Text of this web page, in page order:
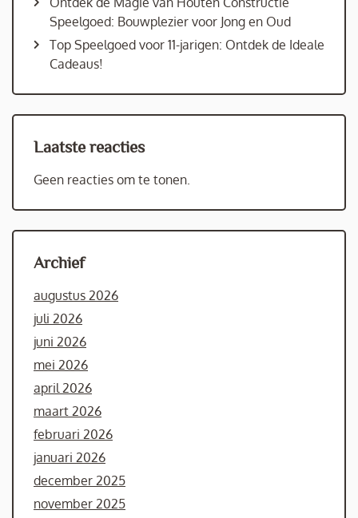
Speelgoed: Bouwplezier voor Jong en Oud
Top Speelgoed voor 11-jarigen: Ontdek de Ideale
Cadeaus!
Laatste reacties
Geen reacties om te tonen.
Archief
augustus 2026
juli 2026
juni 2026
mei 2026
april 2026
maart 2026
februari 2026
januari 2026
december 2025
november 2025